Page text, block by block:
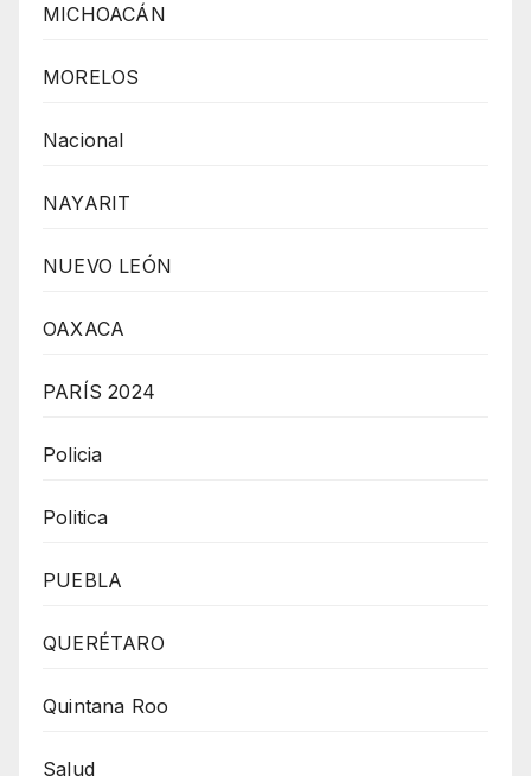
MICHOACÁN
MORELOS
Nacional
NAYARIT
NUEVO LEÓN
OAXACA
PARÍS 2024
Policia
Politica
PUEBLA
QUERÉTARO
Quintana Roo
Salud